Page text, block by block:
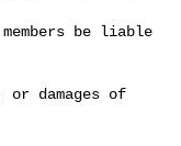
be liable
damages of